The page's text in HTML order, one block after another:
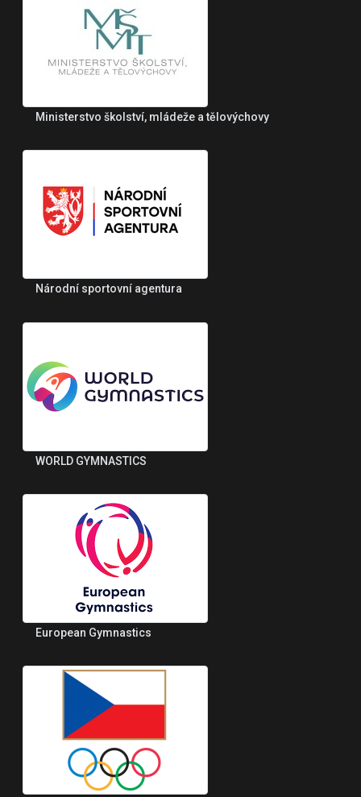
Ministerstvo školství, mládeže a tělovýchovy
Národní sportovní agentura
WORLD GYMNASTICS
European Gymnastics